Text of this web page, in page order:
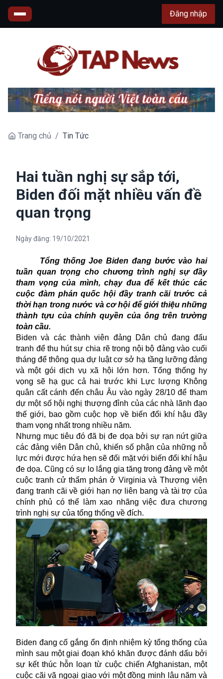
Đăng nhập
Trang chủ / Tin Tức
Hai tuần nghị sự sắp tới,
Biden đối mặt nhiều vấn đề
quan trọng
Ngày đăng: 19/10/2021
Tổng thống Joe Biden đang bước vào hai
tuần quan trọng cho chương trình nghị sự đầy
tham vọng của mình, chạy đua để kết thúc các
cuộc đàm phán quốc hội đầy tranh cãi trước cả
thời hạn trong nước và cơ hội để giới thiệu những
thành tựu của chính quyền của ông trên trường
toàn cầu.
Biden và các thành viên đảng Dân chủ đang đấu
tranh để thu hút sự chia rẽ trong nội bộ đảng vào cuối
tháng để thông qua dự luật cơ sở hạ tầng lưỡng đảng
và một gói dịch vụ xã hội lớn hơn. Tổng thống hy
vọng sẽ hạ gục cả hai trước khi Lực lượng Không
quân cất cánh đến châu Âu vào ngày 28/10 để tham
dự một số hội nghị thượng đỉnh của các nhà lãnh đạo
thế giới, bao gồm cuộc họp về biến đổi khí hậu đầy
tham vọng nhất trong nhiều năm.
Nhưng mục tiêu đó đã bị đe dọa bởi sự rạn nứt giữa
các đảng viên Dân chủ, khiến số phận của những nỗ
lực mới được hứa hẹn sẽ đối mặt với biến đổi khí hậu
đe dọa. Cũng có sự lo lắng gia tăng trong đảng về một
cuộc tranh cử thẩm phán ở Virginia và Thượng viện
đang tranh cãi về giới hạn nợ liên bang và tài trợ của
chính phủ có thể làm xao nhãng việc đưa chương
trình nghị sự của tổng thống về đích.
Biden đang cố gắng ổn định nhiệm kỳ tổng thống của
mình sau một giai đoạn khó khăn được đánh dấu bởi
sự kết thúc hỗn loạn từ cuộc chiến Afghanistan, một
cuộc cãi vã ngoại giao với một đồng minh lâu năm và